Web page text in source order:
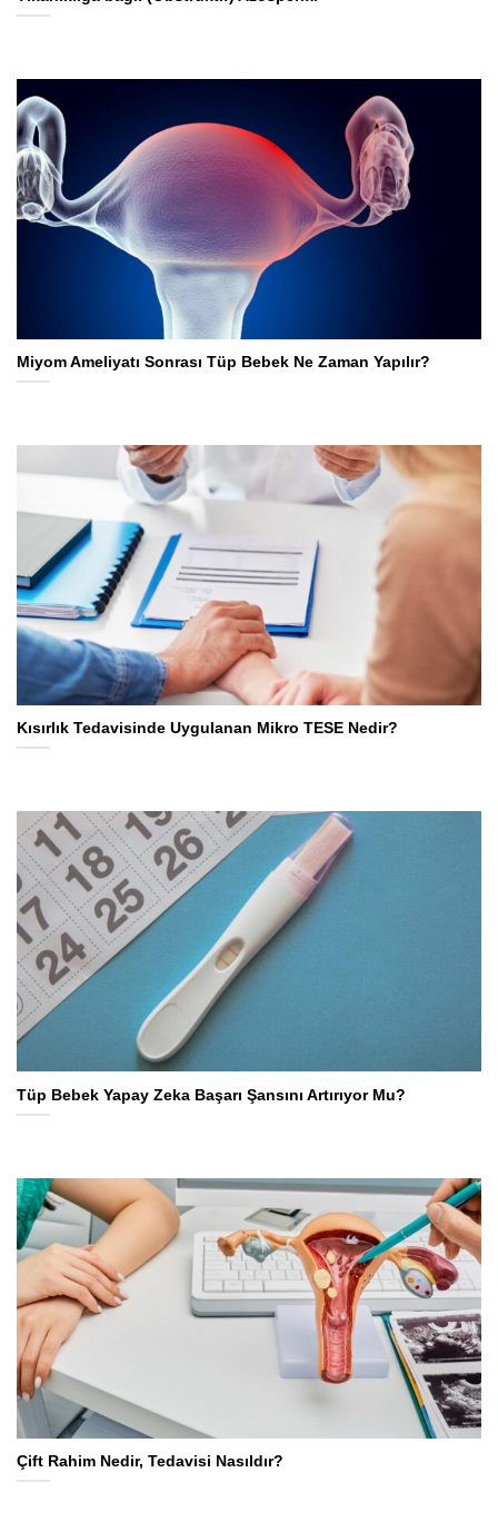
Miyom Ameliyatı Sonrası Tüp Bebek Ne Zaman Yapılır?
Kısırlık Tedavisinde Uygulanan Mikro TESE Nedir?
Tüp Bebek Yapay Zeka Başarı Şansını Artırıyor Mu?
Çift Rahim Nedir, Tedavisi Nasıldır?